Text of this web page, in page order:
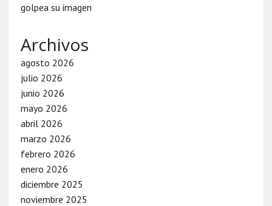
golpea su imagen
Archivos
agosto 2026
julio 2026
junio 2026
mayo 2026
abril 2026
marzo 2026
febrero 2026
enero 2026
diciembre 2025
noviembre 2025